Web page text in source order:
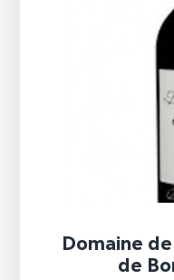
Domaine
de